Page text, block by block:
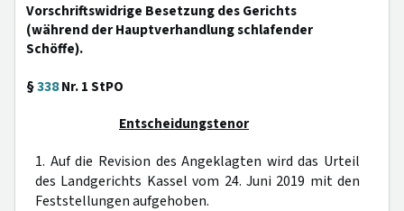
Vorschriftswidrige Besetzung des Gerichts
(während der Hauptverhandlung schlafender
Schöffe).
§338Nr. 1 StPO
Entscheidungstenor
1. Auf die Revision des Angeklagten wird das Urteil
des Landgerichts Kassel vom 24. Juni 2019 mit den
Feststellungen aufgehoben.